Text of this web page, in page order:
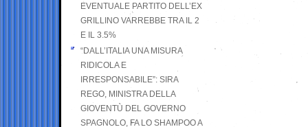
EVENTUALE PARTITO DELL’EX
GRILLINO VARREBBE TRA IL 2
E IL 3.5%
“DALL’ITALIA UNA MISURA
RIDICOLA E
IRRESPONSABILE”: SIRA
REGO, MINISTRA DELLA
GIOVENTÙ DEL GOVERNO
SPAGNOLO, FA LO SHAMPOO A